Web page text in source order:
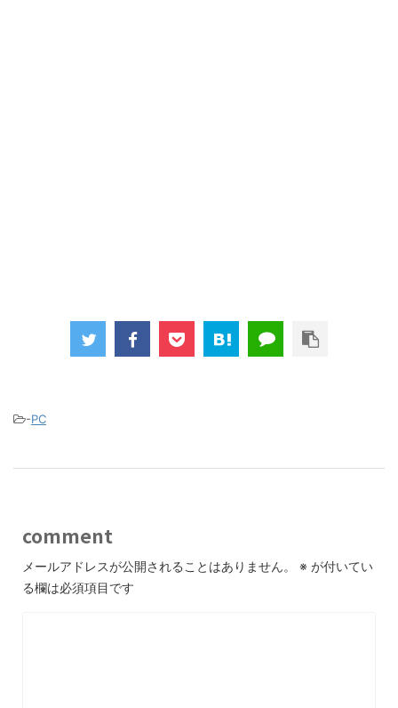
-PC
comment
メールアドレスが公開されることはありません。 ※ が付いてい
る欄は必須項目です